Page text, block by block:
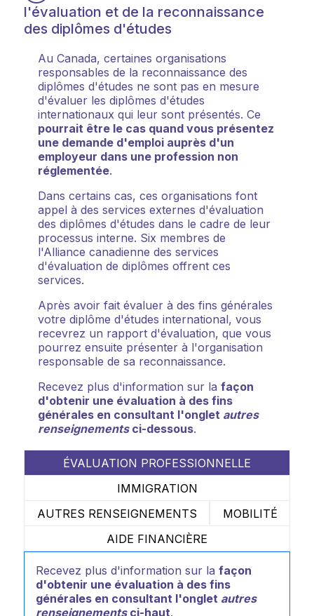
l'évaluation et de la reconnaissance
des diplômes d'études
Au Canada, certaines organisations
responsables de la reconnaissance des
diplômes d'études ne sont pas en mesure
d'évaluer les diplômes d'études
internationaux qui leur sont présentés. Ce
pourrait être le cas quand vous présentez
une demande d'emploi auprès d'un
employeur dans une profession non
réglementée.
Dans certains cas, ces organisations font
appel à des services externes d'évaluation
des diplômes d'études dans le cadre de leur
processus interne. Six membres de
l'Alliance canadienne des services
d'évaluation de diplômes offrent ces
services.
Après avoir fait évaluer à des fins générales
votre diplôme d'études international, vous
recevrez un rapport d'évaluation, que vous
pourrez ensuite présenter à l'organisation
responsable de sa reconnaissance.
Recevez plus d'information sur la façon
d'obtenir une évaluation à des fins
générales en consultant l'onglet autres
renseignementsci-dessous.
ÉVALUATION PROFESSIONNELLE
IMMIGRATION
AUTRES RENSEIGNEMENTS
MOBILITÉ
AIDE FINANCIÈRE
Recevez plus d'information sur la façon
d'obtenir une évaluation à des fins
générales en consultant l'onglet autres
renseignementsci-haut.